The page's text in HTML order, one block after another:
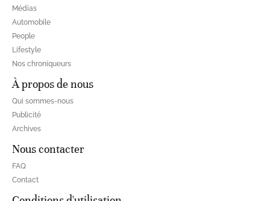
Médias
Automobile
People
Lifestyle
Nos chroniqueurs
À propos de nous
Qui sommes-nous
Publicité
Archives
Nous contacter
FAQ
Contact